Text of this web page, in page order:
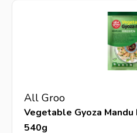
All Groo
Vegetable Gyoza
540g